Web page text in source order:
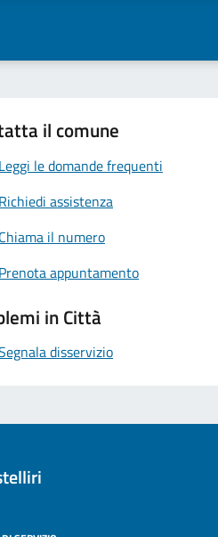
il comune
Leggi le domande frequenti
Richiedi assistenza
Chiama il numero
Prenota appuntamento
in Città
disservizio